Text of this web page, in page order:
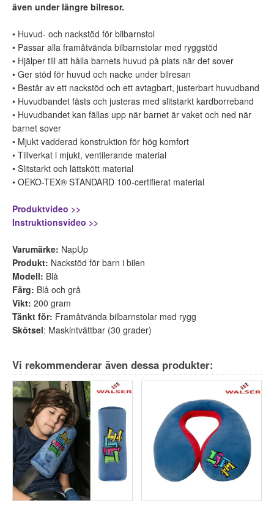
även under längre bilresor.
• Huvud- och nackstöd för bilbarnstol
• Passar alla framåtvända bilbarnstolar med ryggstöd
• Hjälper till att hålla barnets huvud på plats när det sover
• Ger stöd för huvud och nacke under bilresan
• Består av ett nackstöd och ett avtagbart, justerbart huvudband
• Huvudbandet fästs och justeras med slitstarkt kardborreband
• Huvudbandet kan fällas upp när barnet är vaket och ned när
barnet sover
• Mjukt vadderad konstruktion för hög komfort
• Tillverkat i mjukt, ventilerande material
• Slitstarkt och lättskött material
• OEKO-TEX® STANDARD 100-certifierat material
Produktvideo >>
Instruktionsvideo >>
Varumärke: NapUp
Produkt: Nackstöd för barn i bilen
Modell: Blå
Färg: Blå och grå
Vikt: 200 gram
Tänkt för: Framåtvända bilbarnstolar med rygg
Skötsel: Maskintvättbar (30 grader)
Vi rekommenderar även dessa produkter: